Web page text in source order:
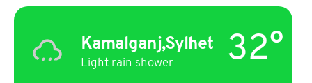
Kamalganj,Sylhet
Light rain shower 32°